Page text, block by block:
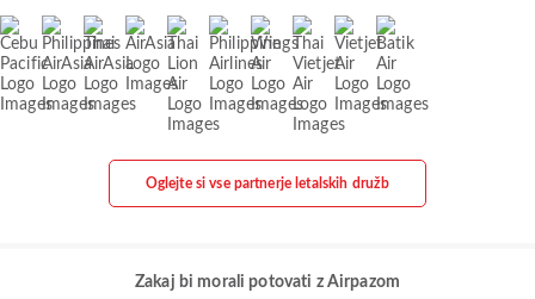
Oglejte si vse partnerje letalskih družb
Zakaj bi morali potovati z Airpazom